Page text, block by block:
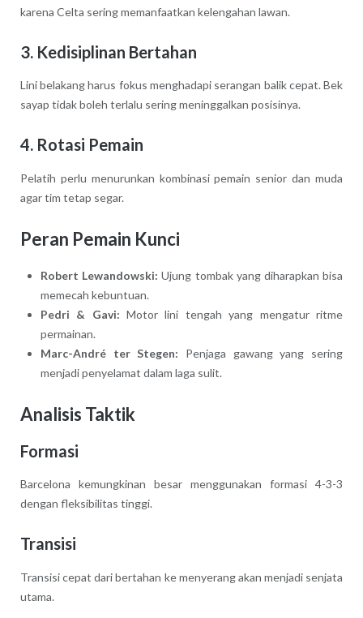
karena Celta sering memanfaatkan kelengahan lawan.
3. Kedisiplinan Bertahan
Lini belakang harus fokus menghadapi serangan balik cepat. Bek
sayap tidak boleh terlalu sering meninggalkan posisinya.
4. Rotasi Pemain
Pelatih perlu menurunkan kombinasi pemain senior dan muda
agar tim tetap segar.
Peran Pemain Kunci
Robert Lewandowski: Ujung tombak yang diharapkan bisa
memecah kebuntuan.
Pedri & Gavi: Motor lini tengah yang mengatur ritme
permainan.
Marc-André ter Stegen: Penjaga gawang yang sering
menjadi penyelamat dalam laga sulit.
Analisis Taktik
Formasi
Barcelona kemungkinan besar menggunakan formasi 4-3-3
dengan fleksibilitas tinggi.
Transisi
Transisi cepat dari bertahan ke menyerang akan menjadi senjata
utama.